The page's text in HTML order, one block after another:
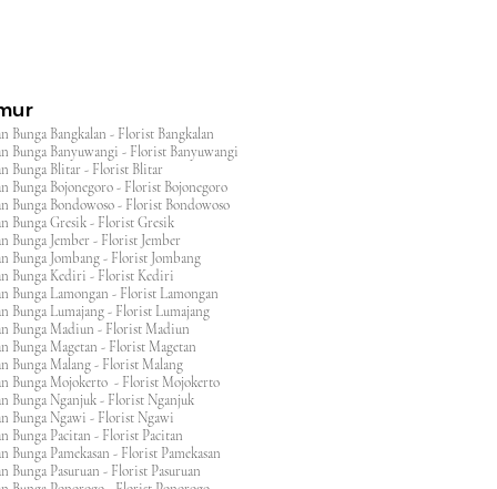
Bunga Bangkalan - Florist Bangkalan
Bunga Banyuwangi - Florist Banyuwangi
Bunga Blitar - Florist Blitar
Bunga Bojonegoro - Florist Bojonegoro
Bunga Bondowoso - Florist Bondowoso
Bunga Gresik - Florist Gresik
Bunga Jember - Florist Jember
Bunga Jombang - Florist Jombang
Bunga Kediri - Florist Kediri
Bunga Lamongan - Florist Lamongan
Bunga Lumajang - Florist Lumajang
Bunga Madiun - Florist Madiun
Bunga Magetan - Florist Magetan
Bunga Malang - Florist Malang
Bunga Mojokerto - Florist Mojokerto
Bunga Nganjuk - Florist Nganjuk
Bunga Ngawi - Florist Ngawi
Bunga Pacitan - Florist Pacitan
Bunga Pamekasan - Florist Pamekasan
Bunga Pasuruan - Florist Pasuruan